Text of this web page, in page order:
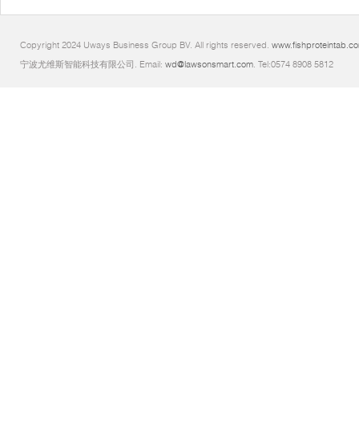
Copyright 2024 Uways Business Group BV. All rights reserved.
宁波尤维斯智能科技有限公司. Email: wd@lawsonsmart.com. Tel:0574 8908 5812